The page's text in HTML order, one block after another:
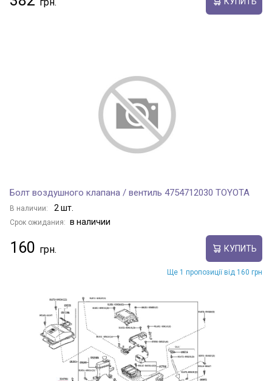
Болт воздушного клапана / вентиль 4754712030 TOYOTA
В наличии: 2 шт.
Срок ожидания: в наличии
160 КУПИТЬ
Ще 1 пропозиції від 160 грн